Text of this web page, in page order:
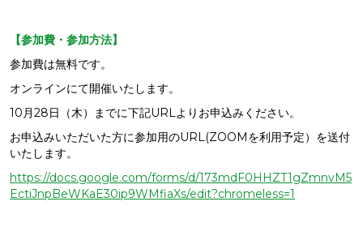
【参加費・参加方法】
参加費は無料です。
オンラインにて開催いたします。
10月28日（木）までに下記URLよりお申込みください。
お申込みいただいた方に参加用のURL(ZOOMを利用予定）を送付
いたします。
https://docs.google.com/forms/d/173mdF0HHZT1gZmnvM5
EctiJnpBeWKaE30ip9WMfiaXs/edit?chromeless=1